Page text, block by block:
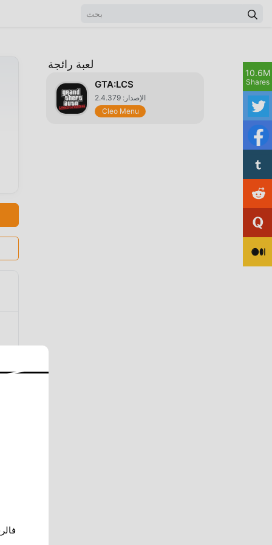
لعبة رائجة
GTA:LCS
الإصدار: 2.4.379
Cleo Menu
10.6M
Shares